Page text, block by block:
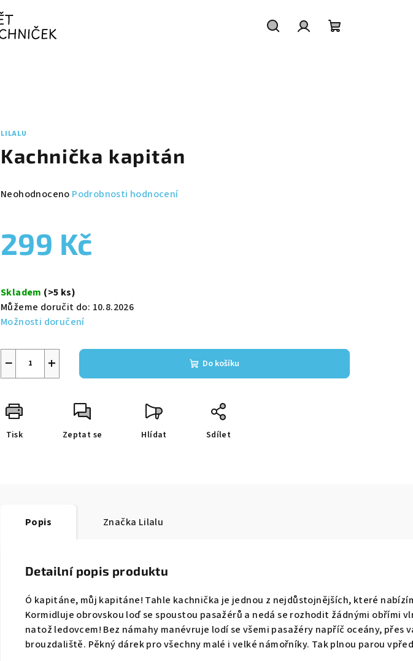
LILALU
Kachnička kapitán
Průměrné
je
0,0
hvězdiček.
Neohodnoceno Podrobnosti hodnocení
299 Kč
cena:
Skladem (>5 ks)
Můžeme doručit do: 10.8.2026
Možnosti doručení
+
− Do košíku
Tisk Zeptat se Hlídat Sdílet
Popis Značka Lilalu
Detailní popis produktu
Ó kapitáne, můj kapitáne! Tahle kachnička je jednou z nejdůstojnějších, které
Kormidluje obrovskou loď se spoustou pasažérů a nedá se rozhodit žádnými obřími
natož ledovcem! Bez námahy manévruje lodí se všemi pasažéry napříč oceány, přes
brouzdaliště. Pěkný dárek pro všechny malé i velké námořníky. Tak plnou parou